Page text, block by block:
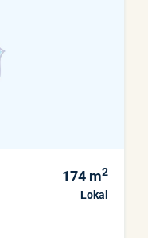
174 m2
Lokal